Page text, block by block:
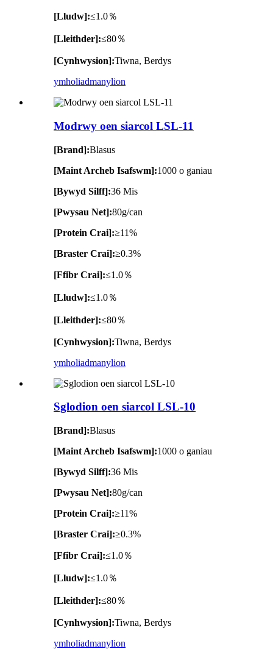
[Lludw]:≤1.0％
[Lleithder]:≤80％
[Cynhwysion]:Tiwna, Berdys
ymholiadmanylion
Modrwy oen siarcol LSL-11
[Brand]:Blasus
[Maint Archeb Isafswm]:1000 o ganiau
[Bywyd Silff]:36 Mis
[Pwysau Net]:80g/can
[Protein Crai]:≥11%
[Braster Crai]:≥0.3%
[Ffibr Crai]:≤1.0％
[Lludw]:≤1.0％
[Lleithder]:≤80％
[Cynhwysion]:Tiwna, Berdys
ymholiadmanylion
Sglodion oen siarcol LSL-10
[Brand]:Blasus
[Maint Archeb Isafswm]:1000 o ganiau
[Bywyd Silff]:36 Mis
[Pwysau Net]:80g/can
[Protein Crai]:≥11%
[Braster Crai]:≥0.3%
[Ffibr Crai]:≤1.0％
[Lludw]:≤1.0％
[Lleithder]:≤80％
[Cynhwysion]:Tiwna, Berdys
ymholiadmanylion